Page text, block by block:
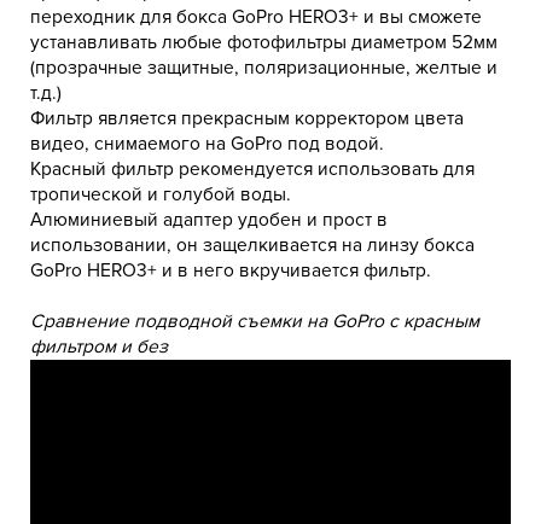
переходник для бокса GoPro HERO3+ и вы сможете
устанавливать любые фотофильтры диаметром 52мм
(прозрачные защитные, поляризационные, желтые и
т.д.)
Фильтр является прекрасным корректором цвета
видео, снимаемого на GoPro под водой.
Красный фильтр рекомендуется использовать для
тропической и голубой воды.
Алюминиевый адаптер удобен и прост в
использовании, он защелкивается на линзу бокса
GoPro HERO3+ и в него вкручивается фильтр.
Сравнение подводной съемки на GoPro с красным
фильтром и без